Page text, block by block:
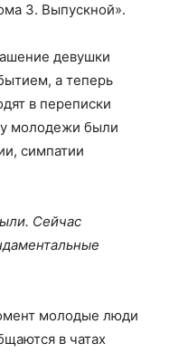
3. Выпускной».
девушки
а теперь
в переписки
молодежи были
симпатии
Сейчас
молодые люди
в чатах